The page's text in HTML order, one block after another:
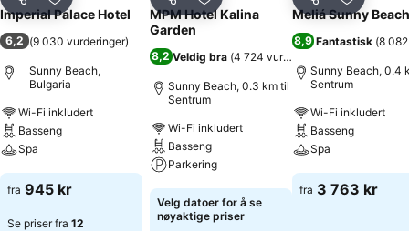
Del Legg til i favoritter
Imperial Palace Hotel
6,2 (9 030 vurderinger)
Sunny Beach,
Bulgaria
Wi-Fi inkludert
Basseng
Spa
Se priser
fra 945 kr
Se priser fra 12
Del Legg til i favoritter
MPM Hotel Kalina
Garden
8,2 Veldig bra (4 724 vurderinger
Sunny Beach, 0.3 km til
Sentrum
Wi-Fi inkludert
Basseng
Parkering
Se priser
Velg datoer for å se
nøyaktige priser
Del Legg til
Meliá Sunny Beach
8,9 Fantastisk (8
Sunny Beach, 0.4
Sentrum
Wi-Fi inkludert
Basseng
Spa
Se priser
fra 3 763 kr